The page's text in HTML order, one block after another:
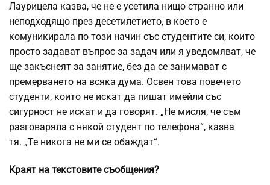
Лаурицела казва, че не е усетила нищо странно или
неподходящо през десетилетието, в което е
комуникирала по този начин със студентите си, които
просто задават въпрос за задач или я уведомяват, че
ще закъснеят за занятие, без да се занимават с
премерването на всяка дума. Освен това повечето
студенти, които не искат да пишат имейли със
сигурност не искат и да говорят. „Не мисля, че съм
разговаряла с някой студент по телефона“, казва
тя. „Те никога не ми се обаждат“.
Краят на текстовите съобщения?